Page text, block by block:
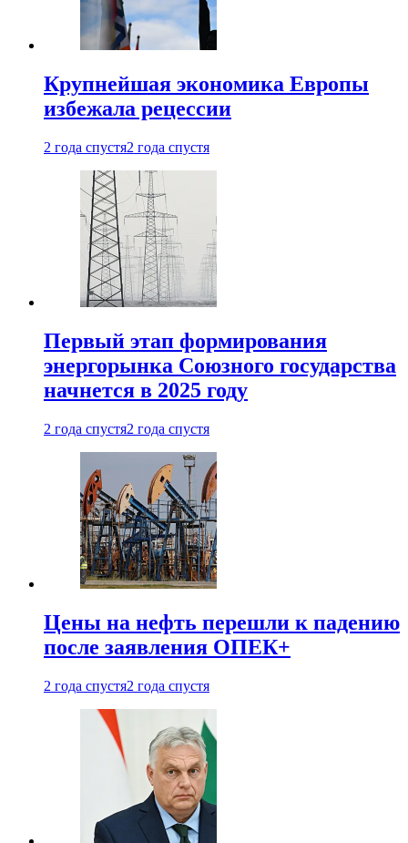
Крупнейшая экономика Европы
избежала рецессии
2 года спустя2 года спустя
Первый этап формирования
энергорынка Союзного государства
начнется в 2025 году
2 года спустя2 года спустя
Цены на нефть перешли к падению
после заявления ОПЕК+
2 года спустя2 года спустя